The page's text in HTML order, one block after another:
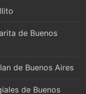
de Buenos
de Buenos Aires
de Buenos